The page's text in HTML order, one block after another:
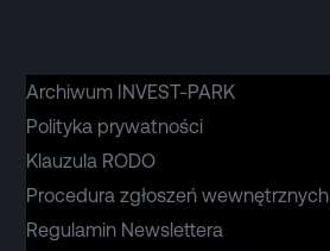
Archiwum INVEST-PARK
Polityka prywatności
Klauzula RODO
Procedura zgłoszeń wewnętrznych
Regulamin Newslettera